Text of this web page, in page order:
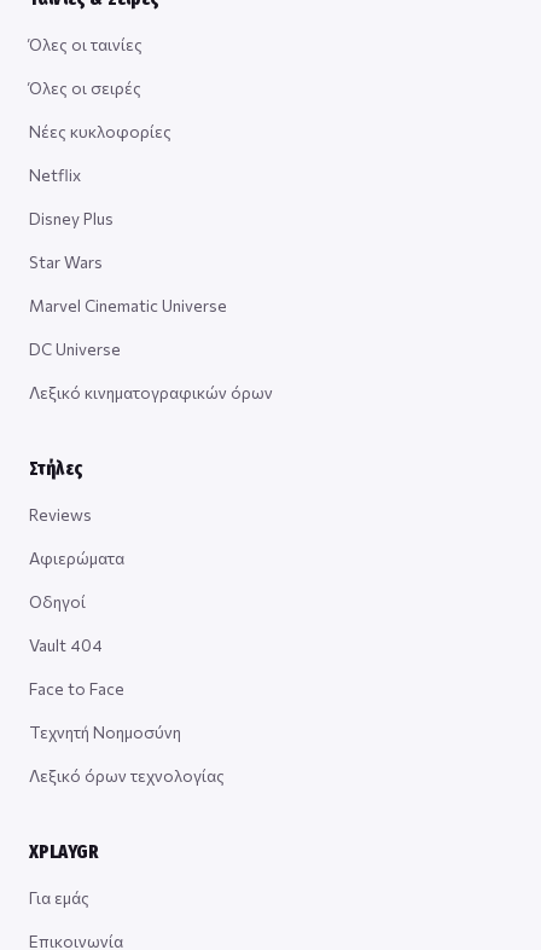
Όλες οι ταινίες
Όλες οι σειρές
Νέες κυκλοφορίες
Netflix
Disney Plus
Star Wars
Marvel Cinematic Universe
DC Universe
Λεξικό κινηματογραφικών όρων
Στήλες
Reviews
Αφιερώματα
Οδηγοί
Vault 404
Face to Face
Τεχνητή Νοημοσύνη
Λεξικό όρων τεχνολογίας
XPLAYGR
Για εμάς
Επικοινωνία